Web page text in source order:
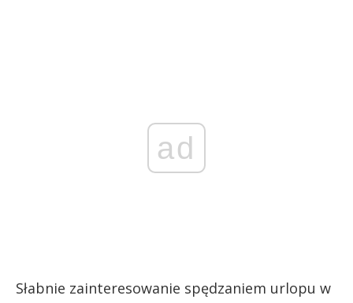
ad
Słabnie zainteresowanie spędzaniem urlopu w